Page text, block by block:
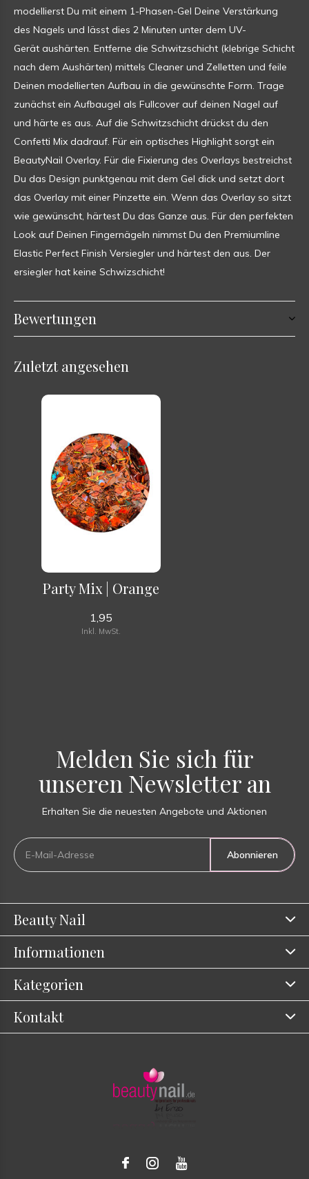
modellierst Du mit einem 1-Phasen-Gel Deine Verstärkung
des Nagels und lässt dies 2 Minuten unter dem UV-
Gerät aushärten. Entferne die Schwitzschicht (klebrige Schicht
nach dem Aushärten) mittels Cleaner und Zelletten und feile
Deinen modellierten Aufbau in die gewünschte Form. Trage
zunächst ein Aufbaugel als Fullcover auf deinen Nagel auf
und härte es aus. Auf die Schwitzschicht drückst du den
Confetti Mix dadrauf. Für ein optisches Highlight sorgt ein
BeautyNail Overlay. Für die Fixierung des Overlays bestreichst
Du das Design punktgenau mit dem Gel dick und setzt dort
das Overlay mit einer Pinzette ein. Wenn das Overlay so sitzt
wie gewünscht, härtest Du das Ganze aus. Für den perfekten
Look auf Deinen Fingernägeln nimmst Du den Premiumline
Elastic Perfect Finish Versiegler und härtest den aus. Der
ersiegler hat keine Schwizschicht!
Bewertungen
Zuletzt angesehen
Party Mix | Orange
1,95
Inkl. MwSt.
Melden Sie sich für
unseren Newsletter an
Erhalten Sie die neuesten Angebote und Aktionen
Abonnieren
Beauty Nail
Informationen
Kategorien
Kontakt